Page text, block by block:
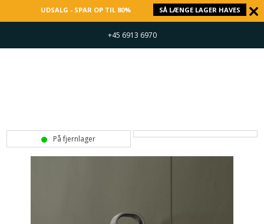
UDSALG - SPAR OP TIL 80% SÅ LÆNGE LAGER HAVES
+45 6913 6970
På fjernlager